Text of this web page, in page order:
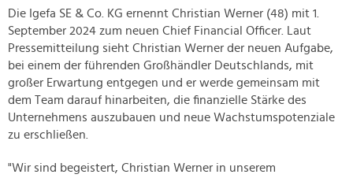
Die Igefa SE & Co. KG ernennt Christian Werner (48) mit 1.
September 2024 zum neuen Chief Financial Officer. Laut
Pressemitteilung sieht Christian Werner der neuen Aufgabe,
bei einem der führenden Großhändler Deutschlands, mit
großer Erwartung entgegen und er werde gemeinsam mit
dem Team darauf hinarbeiten, die finanzielle Stärke des
Unternehmens auszubauen und neue Wachstumspotenziale
zu erschließen.
"Wir sind begeistert, Christian Werner in unserem